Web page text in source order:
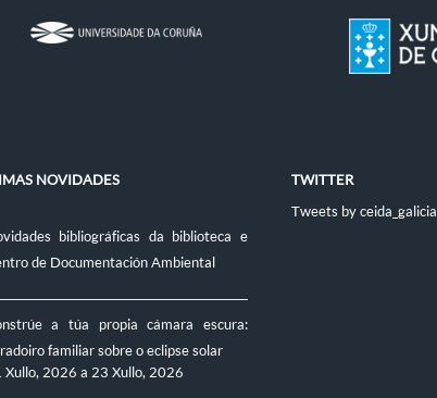
NOVIDADES
bibliográficas da biblioteca e
de Documentación Ambiental
a túa propia cámara escura:
familiar sobre o eclipse solar
Xullo, 2026 a 23 Xullo, 2026
TWITTER
Tweets by ceida_galicia